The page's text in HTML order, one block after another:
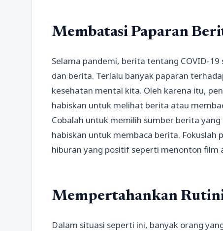
Membatasi Paparan
Selama pandemi, berita tentang COVID-
dan berita. Terlalu banyak paparan
kesehatan mental kita. Oleh karena itu,
habiskan untuk melihat berita atau
Cobalah untuk memilih sumber berita
habiskan untuk membaca berita. Fokuslah
hiburan yang positif seperti menonton film
Mempertahankan
Dalam situasi seperti ini, banyak orang